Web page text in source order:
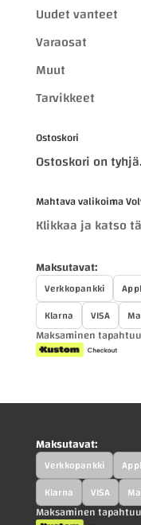
Uudet vanteet
Varaosat
Muut
Tarvikkeet
Ostoskori
Ostoskori on tyhjä.
Mahtava valikoima
Klikkaa ja katso
Maksutavat:
Verkkopankki
Klarna
VISA
Maksaminen
Maksutavat:
Verkkopankki
Klarna
VISA
Maksaminen